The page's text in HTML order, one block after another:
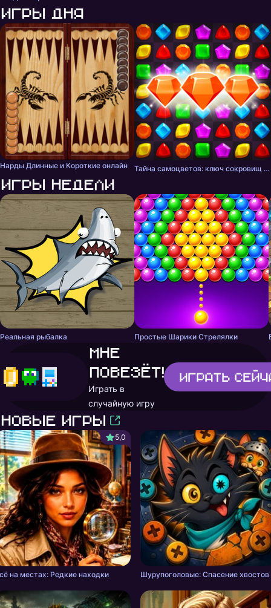
Игры дня
Нарды Длинные и Короткие онлайн Тайна самоцветов: ключ сокровищ - три в ряд
Игры недели
Реальная рыбалка Простые Шарики Стрелялки
Мне
повезёт!
Играть в
случайную игру
Играть
Новые игры
5,0
на местах: Редкие находки Шурупоголовые: Спасение хвостов